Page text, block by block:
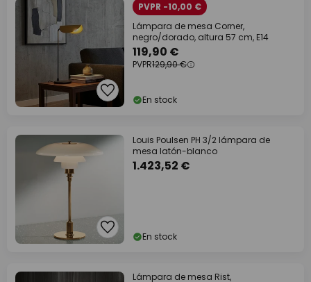
PVPR -10,00 €
Lámpara de mesa Corner,
negro/dorado, altura 57 cm, E14
119,90 €
PVPR129,90 €
En stock
Louis Poulsen PH 3/2 lámpara de
mesa latón-blanco
1.423,52 €
En stock
Lámpara de mesa Rist,